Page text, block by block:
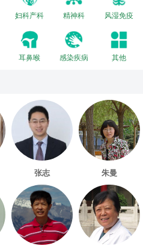
妇科产科 精神科 风湿免疫
耳鼻喉 感染疾病 其他
张志 朱曼